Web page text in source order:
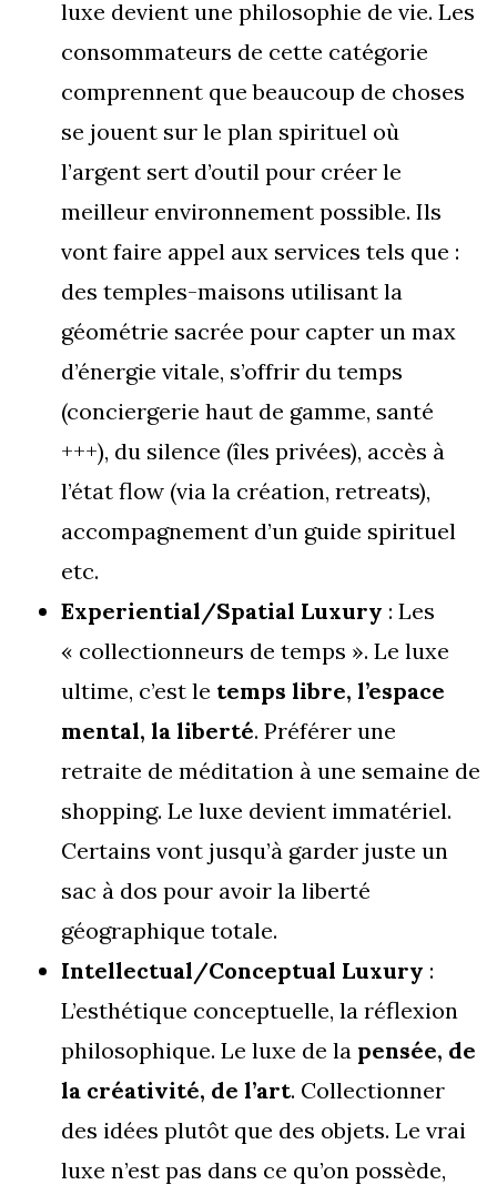
luxe devient une philosophie de vie. Les
consommateurs de cette catégorie
comprennent que beaucoup de choses
se jouent sur le plan spirituel où
l’argent sert d’outil pour créer le
meilleur environnement possible. Ils
vont faire appel aux services tels que :
des temples-maisons utilisant la
géométrie sacrée pour capter un max
d’énergie vitale, s’offrir du temps
(conciergerie haut de gamme, santé
+++), du silence (îles privées), accès à
l’état flow (via la création, retreats),
accompagnement d’un guide spirituel
etc.
Experiential/Spatial Luxury : Les
« collectionneurs de temps ». Le luxe
ultime, c’est le temps libre, l’espace
mental, la liberté. Préférer une
retraite de méditation à une semaine de
shopping. Le luxe devient immatériel.
Certains vont jusqu’à garder juste un
sac à dos pour avoir la liberté
géographique totale.
Intellectual/Conceptual Luxury :
L’esthétique conceptuelle, la réflexion
philosophique. Le luxe de la pensée, de
la créativité, de l’art. Collectionner
des idées plutôt que des objets. Le vrai
luxe n’est pas dans ce qu’on possède,